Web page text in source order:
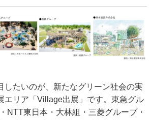
したいのが、新たなグリーン社会の実
エリア「Village出展」です。東急グル
NTT東日本・大林組・三菱グループ・